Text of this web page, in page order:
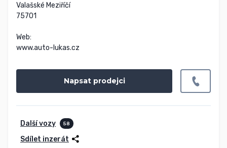
Valašské Meziříčí
75701
Web:
www.auto-lukas.cz
Napsat prodejci
Další vozy 58
Sdílet inzerát